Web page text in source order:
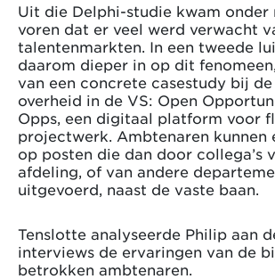
Uit die Delphi-studie kwam onder
voren dat er veel werd verwacht
talentenmarkten. In een tweede
daarom dieper in op dit
van een concrete casestudy bij
overheid in de VS: Open
Opps, een digitaal platform voor
projectwerk. Ambtenaren kunnen
op posten die dan door collega’s
afdeling, of van andere
uitgevoerd, naast de vaste baan.
Tenslotte analyseerde Philip aan
interviews de ervaringen van de
betrokken ambtenaren.